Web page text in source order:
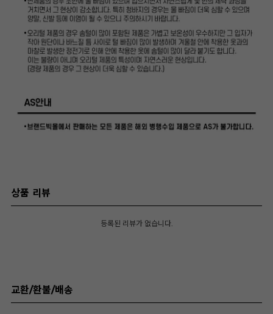
상품 리뷰
등록된 리뷰가 없습니다.
교환/환불/배송